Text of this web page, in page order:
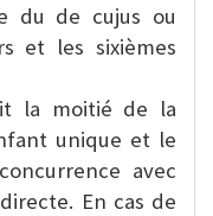
du de cujus ou
et les sixièmes
la moitié de la
unique et le
avec
En cas de